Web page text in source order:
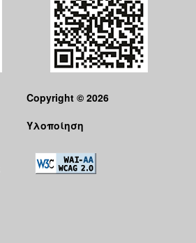
Copyright © 2026
Υλοποίηση